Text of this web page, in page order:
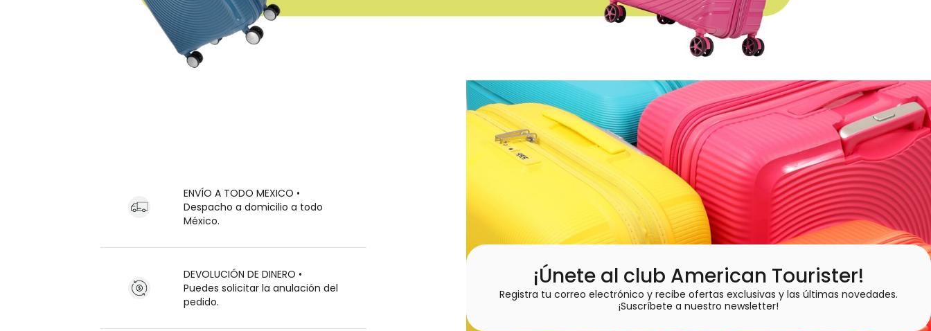
ENVÍO A TODO MEXICO •
Despacho a domicilio a todo
México.
DEVOLUCIÓN DE DINERO •
Puedes solicitar la anulación del
pedido.
¡Únete al club American Tourister!
Registra tu correo electrónico y recibe ofertas exclusivas y las últimas novedades.
¡Suscríbete a nuestro newsletter!